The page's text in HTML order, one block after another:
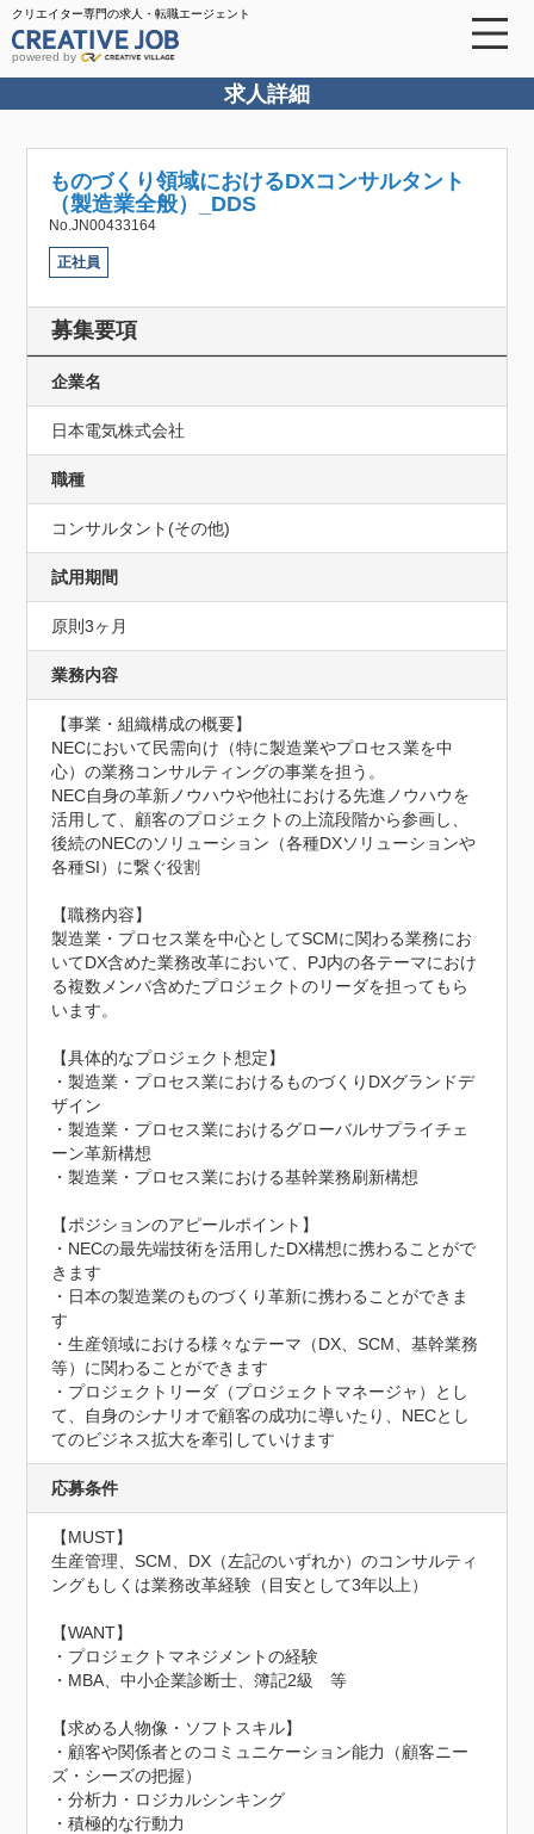
クリエイター専門の求人・転職エージェント
powered by
求人詳細
ものづくり領域におけるDXコンサルタント
（製造業全般）_DDS
No.JN00433164
正社員
募集要項
企業名
日本電気株式会社
職種
コンサルタント(その他)
試用期間
原則3ヶ月
業務内容
【事業・組織構成の概要】
NECにおいて民需向け（特に製造業やプロセス業を中
心）の業務コンサルティングの事業を担う。
NEC自身の革新ノウハウや他社における先進ノウハウを
活用して、顧客のプロジェクトの上流段階から参画し、
後続のNECのソリューション（各種DXソリューションや
各種SI）に繋ぐ役割
【職務内容】
製造業・プロセス業を中心としてSCMに関わる業務にお
いてDX含めた業務改革において、PJ内の各テーマにおけ
る複数メンバ含めたプロジェクトのリーダを担ってもら
います。
【具体的なプロジェクト想定】
・製造業・プロセス業におけるものづくりDXグランドデ
ザイン
・製造業・プロセス業におけるグローバルサプライチェ
ーン革新構想
・製造業・プロセス業における基幹業務刷新構想
【ポジションのアピールポイント】
・NECの最先端技術を活用したDX構想に携わることがで
きます
・日本の製造業のものづくり革新に携わることができま
す
・生産領域における様々なテーマ（DX、SCM、基幹業務
等）に関わることができます
・プロジェクトリーダ（プロジェクトマネージャ）とし
て、自身のシナリオで顧客の成功に導いたり、NECとし
てのビジネス拡大を牽引していけます
応募条件
【MUST】
生産管理、SCM、DX（左記のいずれか）のコンサルティ
ングもしくは業務改革経験（目安として3年以上）
【WANT】
・プロジェクトマネジメントの経験
・MBA、中小企業診断士、簿記2級　等
【求める人物像・ソフトスキル】
・顧客や関係者とのコミュニケーション能力（顧客ニー
ズ・シーズの把握）
・分析力・ロジカルシンキング
・積極的な行動力